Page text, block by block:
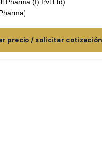
Pharma (I) Pvt Ltd)
precio / solicitar cotización